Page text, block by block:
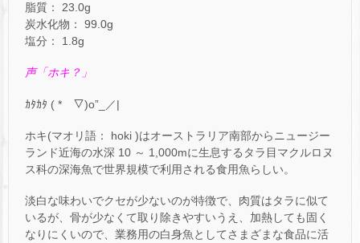
脂質： 23.0g
炭水化物： 99.0g
塩分： 1.8g
声「ホキ？」
ｶﾀｶﾀ ( *￣▽)o”_／|
ホキ(マオリ語： hoki )はオーストラリア南部からニュージー
ランド近海の水深 10 ～ 1,000mに生息するタラ目マクルロヌ
ス科の深海魚で世界規模で利用される食用魚らしい。
淡白な味わいでクセが少ないのが特徴で、肉質はタラに似て
いるが、骨が少なくて取り除きやすいうえ、加熱しても固く
なりにくいので、業務用の白身魚としてさまざまな食品に活